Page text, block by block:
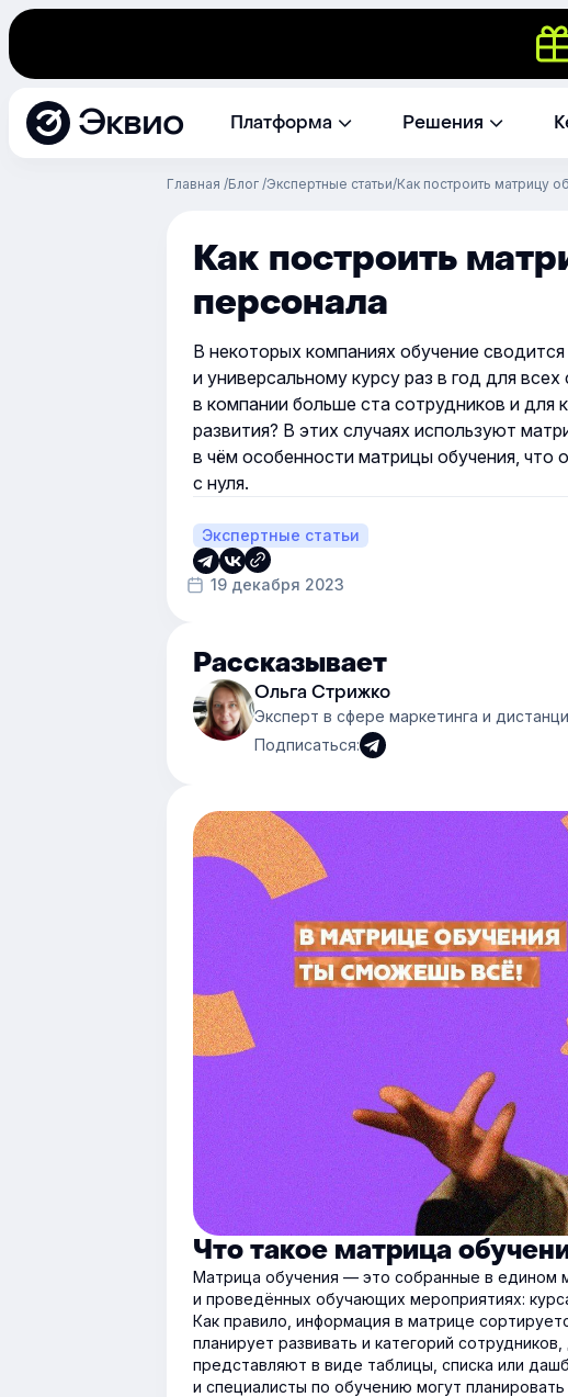
Эквио Платформа Решения
Главная Блог Экспертные статьи Как построить матрицу
Как построить
персонала
В некоторых компаниях обучение
и универсальному курсу раз в год для
в компании больше ста сотрудников и для
развития? В этих случаях используют
в чём особенности матрицы обучения, что
с нуля.
Экспертные статьи
19 декабря 2023
Рассказывает
Ольга Стрижко
Эксперт в сфере маркетинга и
Подписаться:
Что такое матрица
Матрица обучения — это собранные в едином
и проведённых обучающих мероприятиях:
Как правило, информация в матрице
планирует развивать и категорий
представляют в виде таблицы, списка или
и специалисты по обучению могут